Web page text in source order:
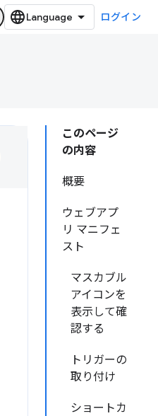
ログイン
このページ
の内容
概要
ウェブアプ
リ マニフェ
スト
マスカブル
アイコンを
表示して確
認する
トリガーの
取り付け
ショートカ